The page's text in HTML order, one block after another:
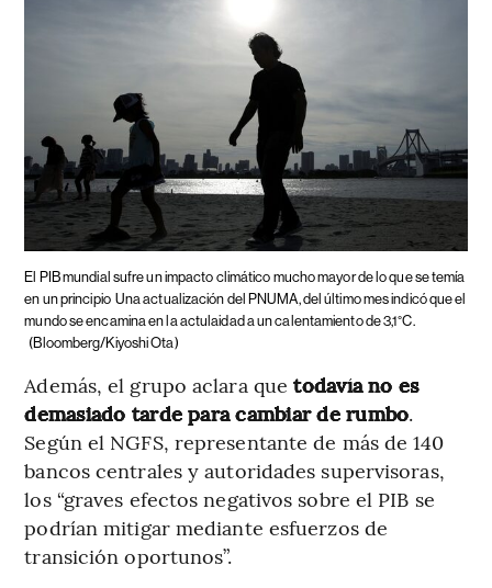
El PIB mundial sufre un impacto climático mucho mayor de lo que se temía
en un principio Una actualización del PNUMA, del último mes indicó que el
mundo se encamina en la actulaidad a un calentamiento de 3,1°C.
(Bloomberg/Kiyoshi Ota)
Además, el grupo aclara que todavía no es
demasiado tarde para cambiar de rumbo.
Según el NGFS, representante de más de 140
bancos centrales y autoridades supervisoras,
los “graves efectos negativos sobre el PIB se
podrían mitigar mediante esfuerzos de
transición oportunos”.